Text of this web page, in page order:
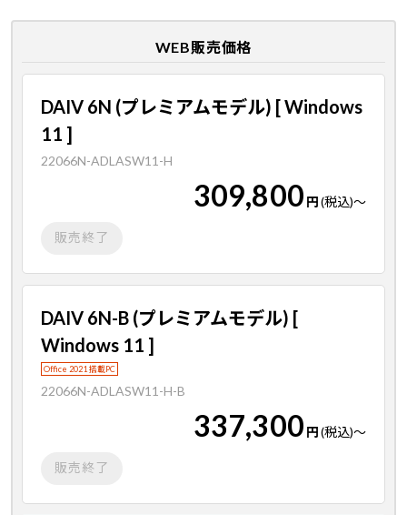
WEB販売価格
DAIV 6N (プレミアムモデル) [ Windows
11 ]
22066N-ADLASW11-H
309,800 円(税込)～
販売終了
DAIV 6N-B (プレミアムモデル) [
Windows 11 ]
Office 2021 搭載PC
22066N-ADLASW11-H-B
337,300 円(税込)～
販売終了